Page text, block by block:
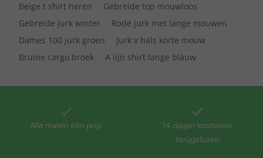
Beige t shirt heren
Gebreide top mouwloos
Gebreide jurk winter
Rode jurk met lange mouwen
Dames 100 jurk groen
Jurk v hals korte mouw
Bruine cargo broek
A lijn shirt lange blauw
Alle maten één prijs
14 dagen kosteloos
terugsturen